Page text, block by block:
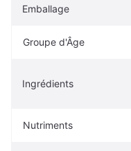
Emballage
Groupe d'Âge
Ingrédients
Nutriments